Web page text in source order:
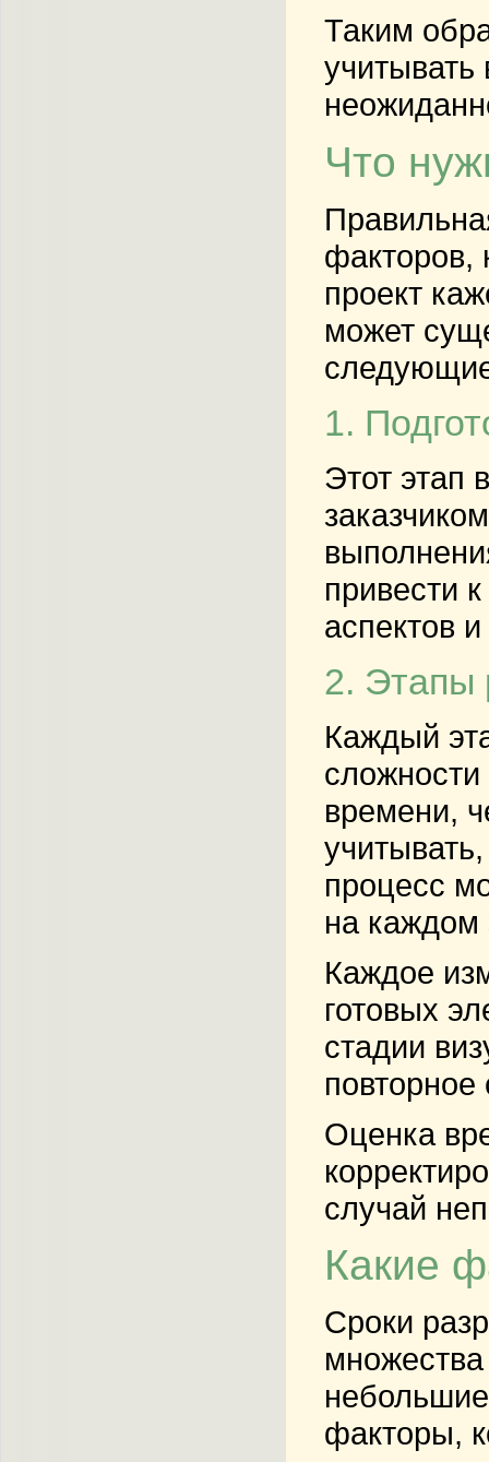
Таким
Что
факторов,
проект
может
1.
Этот этап
привести
аспектов
2. Этапы
Каждый
времени,
процесс
на каждом
Каждое
готовых
стадии
повторное
Оценка
случай
Какие
Сроки
факторы,